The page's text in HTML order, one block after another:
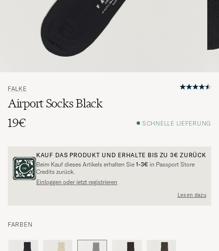
FALKE
Airport Socks Black
19€
SCHNELLE LIEFERUNG
KAUF DAS PRODUKT UND ERHALTE BIS ZU 3€ ZURÜCK
Beim Kauf dieses Artikels erhalten Sie 1-3€ in Passport Store
Credits zurück.
Einloggen oder jetzt registrieren
Lesen dazu
FARBEN